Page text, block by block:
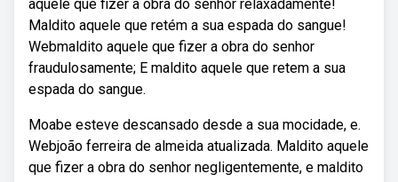
aquele que fizer a obra do senhor relaxadamente!
Maldito aquele que retém a sua espada do sangue!
Webmaldito aquele que fizer a obra do senhor
fraudulosamente; E maldito aquele que retem a sua
espada do sangue.
Moabe esteve descansado desde a sua mocidade, e.
Webjoão ferreira de almeida atualizada. Maldito aquele
que fizer a obra do senhor negligentemente, e maldito